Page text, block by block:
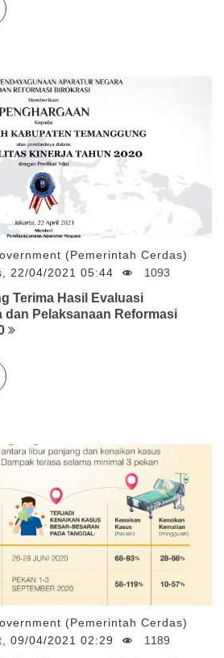
(Pemerintah Cerdas)
22/04/2021 05:44 1093
Terima Hasil Evaluasi
Pelaksanaan Reformasi
(Pemerintah Cerdas)
09/04/2021 02:29 1189